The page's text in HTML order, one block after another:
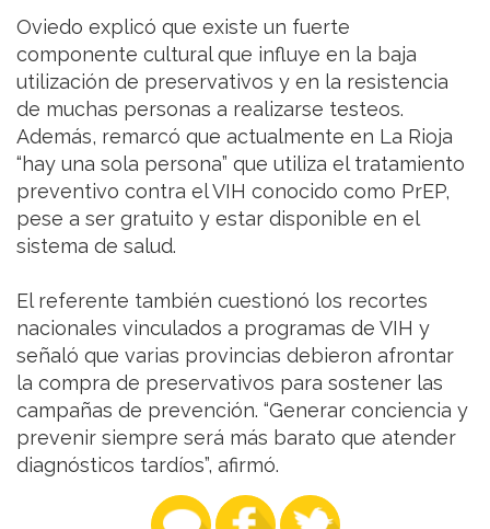
Oviedo explicó que existe un fuerte
componente cultural que influye en la baja
utilización de preservativos y en la resistencia
de muchas personas a realizarse testeos.
Además, remarcó que actualmente en La Rioja
“hay una sola persona” que utiliza el tratamiento
preventivo contra el VIH conocido como PrEP,
pese a ser gratuito y estar disponible en el
sistema de salud.
El referente también cuestionó los recortes
nacionales vinculados a programas de VIH y
señaló que varias provincias debieron afrontar
la compra de preservativos para sostener las
campañas de prevención. “Generar conciencia y
prevenir siempre será más barato que atender
diagnósticos tardíos”, afirmó.